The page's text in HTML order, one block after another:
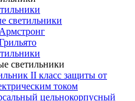
светильники
светильники
II класс защиты от
током
цельнокорпусный